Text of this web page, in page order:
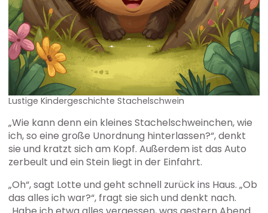
Lustige Kindergeschichte Stachelschwein
„Wie kann denn ein kleines Stachelschweinchen, wie
ich, so eine große Unordnung hinterlassen?“, denkt
sie und kratzt sich am Kopf. Außerdem ist das Auto
zerbeult und ein Stein liegt in der Einfahrt.
„Oh“, sagt Lotte und geht schnell zurück ins Haus. „Ob
das alles ich war?“, fragt sie sich und denkt nach.